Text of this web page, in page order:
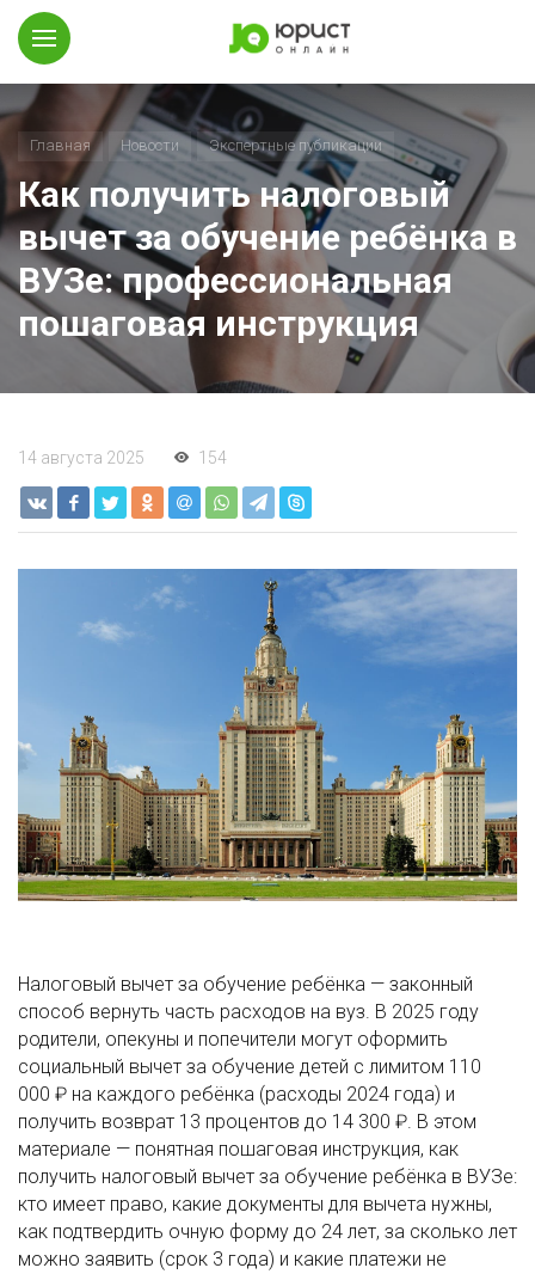
Главная Новости Экспертные публикации
Как получить налоговый
вычет за обучение ребёнка в
ВУЗе: профессиональная
пошаговая инструкция
14 августа 2025 154
Налоговый вычет за обучение ребёнка — законный
способ вернуть часть расходов на вуз. В 2025 году
родители, опекуны и попечители могут оформить
социальный вычет за обучение детей с лимитом 110
000 ₽ на каждого ребёнка (расходы 2024 года) и
получить возврат 13 процентов до 14 300 ₽. В этом
материале — понятная пошаговая инструкция, как
получить налоговый вычет за обучение ребёнка в ВУЗе:
кто имеет право, какие документы для вычета нужны,
как подтвердить очную форму до 24 лет, за сколько лет
можно заявить (срок 3 года) и какие платежи не